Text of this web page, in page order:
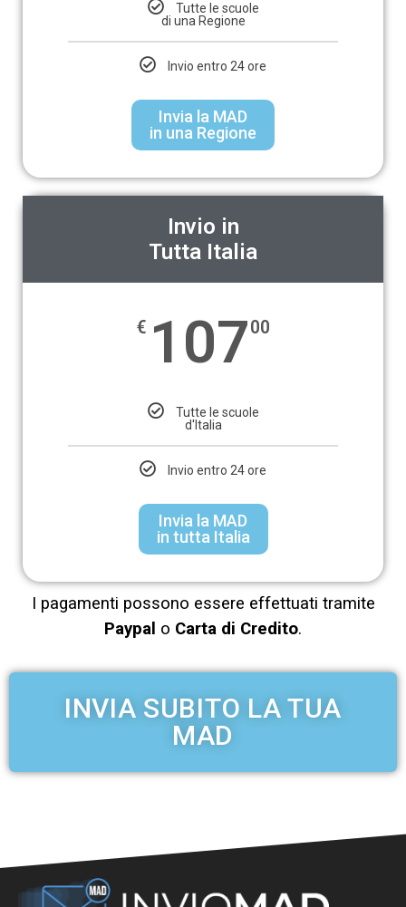
Tutte le scuole
di una Regione
Invio entro 24 ore
Invia la MAD
in una Regione
Invio in
Tutta Italia
€ 10700
Tutte le scuole
d'Italia
Invio entro 24 ore
Invia la MAD
in tutta Italia
I pagamenti possono essere effettuati tramite
Paypal o Carta di Credito.
INVIA SUBITO LA TUA
MAD